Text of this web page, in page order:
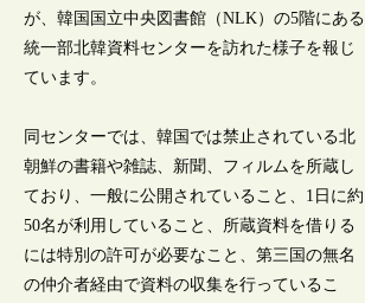
が、韓国国立中央図書館（NLK）の5階にある
統一部北韓資料センターを訪れた様子を報じ
ています。
同センターでは、韓国では禁止されている北
朝鮮の書籍や雑誌、新聞、フィルムを所蔵し
ており、一般に公開されていること、1日に約
50名が利用していること、所蔵資料を借りる
には特別の許可が必要なこと、第三国の無名
の仲介者経由で資料の収集を行っているこ